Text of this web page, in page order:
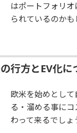
はポートフォリ
られているのかも
行方とEV化に
欧米を始めとし
る・溜める事に
わって来るでし